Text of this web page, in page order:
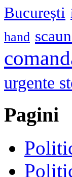
București
hand
urgente
Pagini